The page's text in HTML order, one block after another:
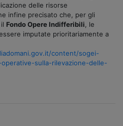
delle risorse
infine precisato che, per gli
Fondo Opere Indifferibili , le
imputate prioritariamente a
content/sogei-
sulla-rilevazione-delle-